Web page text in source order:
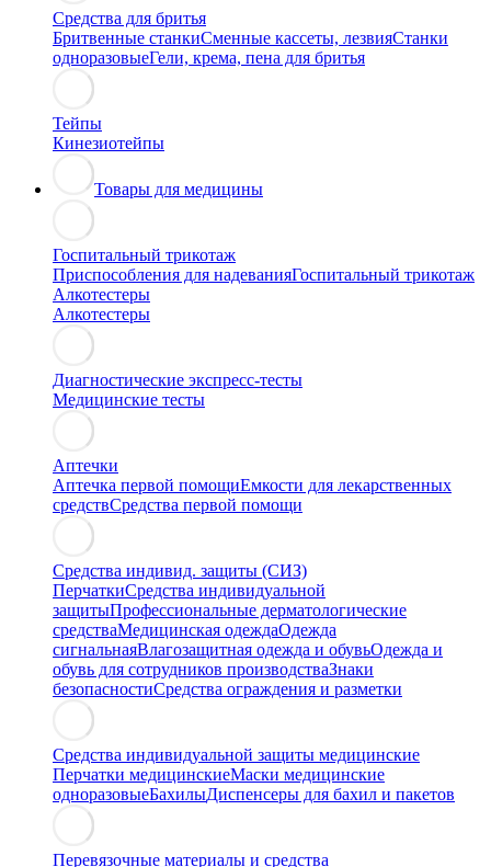
Средства для бритья
Бритвенные станкиСменные кассеты, лезвияСтанки
одноразовыеГели, крема, пена для бритья
Тейпы
Кинезиотейпы
Товары для медицины
Госпитальный трикотаж
Приспособления для надеванияГоспитальный трикотаж
Алкотестеры
Алкотестеры
Диагностические экспресс-тесты
Медицинские тесты
Аптечки
Аптечка первой помощиЕмкости для лекарственных
средствСредства первой помощи
Средства индивид. защиты (СИЗ)
ПерчаткиСредства индивидуальной
защитыПрофессиональные дерматологические
средстваМедицинская одеждаОдежда
сигнальнаяВлагозащитная одежда и обувьОдежда и
обувь для сотрудников производстваЗнаки
безопасностиСредства ограждения и разметки
Средства индивидуальной защиты медицинские
Перчатки медицинскиеМаски медицинские
одноразовыеБахилыДиспенсеры для бахил и пакетов
Перевязочные материалы и средства